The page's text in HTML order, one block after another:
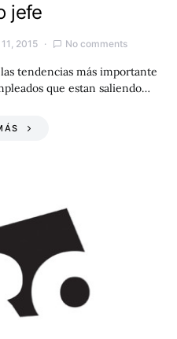
jefe
2015 No comments
tendencias más importante
que estan saliendo…